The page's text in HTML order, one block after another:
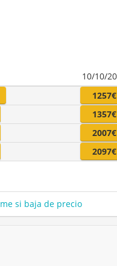
10/10/
1257€
1357€
2007€
2097€
si baja de precio